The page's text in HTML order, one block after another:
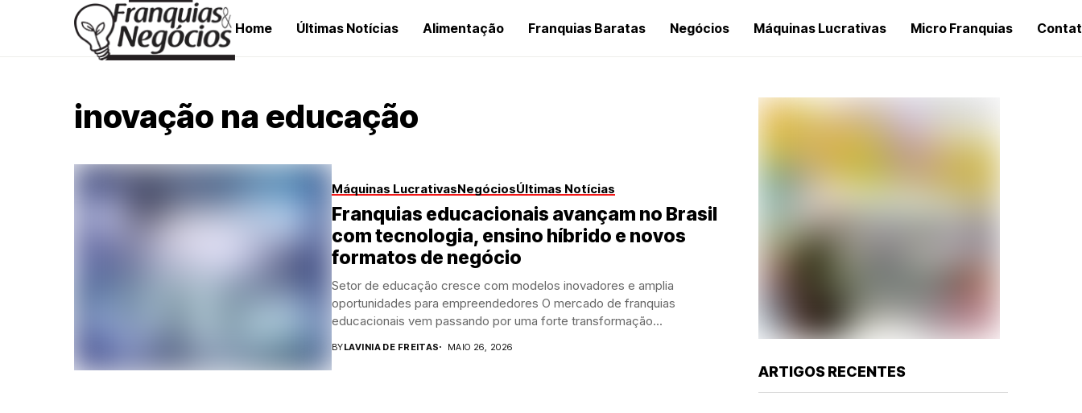
Home Últimas Notícias Alimentação Franquias Baratas Negócios Máquinas Lucrativas Micro Franquias
inovação na educação
Máquinas LucrativasNegóciosÚltimas Notícias
Franquias educacionais avançam no Brasil
com tecnologia, ensino híbrido e novos
formatos de negócio
Setor de educação cresce com modelos inovadores e amplia
oportunidades para empreendedores O mercado de franquias
educacionais vem passando por uma forte transformação...
BYLAVINIA DE FREITAS MAIO 26, 2026
ARTIGOS RECENTES